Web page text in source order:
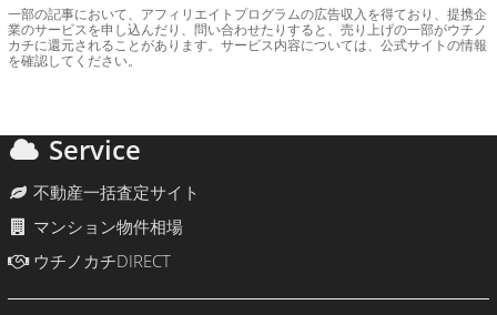
一部の記事において、アフィリエイトプログラムの広告収入を得ており、提携企
業のサービスを申し込んだり、問い合わせたりすると、売り上げの一部がウチノ
カチに還元されることがあります。サービス内容については、公式サイトの情報
を確認してください。
Service
不動産一括査定サイト
マンション物件相場
ウチノカチDIRECT